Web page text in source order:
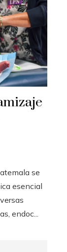
se
esencial
endoc...